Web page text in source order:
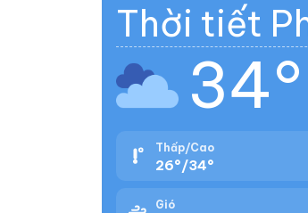
Thời tiết
34°
Thấp/Cao
26°/34°
Gió